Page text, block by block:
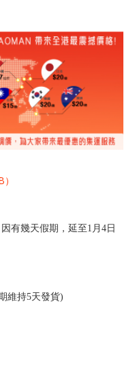
有幾天假期，延至1月4日
維持5天發貨)